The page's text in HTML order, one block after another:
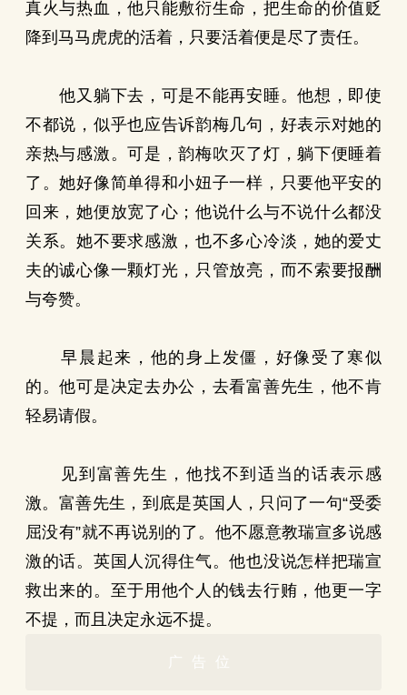
真火与热血，他只能敷衍生命，把生命的价值贬
降到马马虎虎的活着，只要活着便是尽了责任。
他又躺下去，可是不能再安睡。他想，即使
不都说，似乎也应告诉韵梅几句，好表示对她的
亲热与感激。可是，韵梅吹灭了灯，躺下便睡着
了。她好像简单得和小妞子一样，只要他平安的
回来，她便放宽了心；他说什么与不说什么都没
关系。她不要求感激，也不多心冷淡，她的爱丈
夫的诚心像一颗灯光，只管放亮，而不索要报酬
与夸赞。
早晨起来，他的身上发僵，好像受了寒似
的。他可是决定去办公，去看富善先生，他不肯
轻易请假。
见到富善先生，他找不到适当的话表示感
激。富善先生，到底是英国人，只问了一句“受委
屈没有”就不再说别的了。他不愿意教瑞宣多说感
激的话。英国人沉得住气。他也没说怎样把瑞宣
救出来的。至于用他个人的钱去行贿，他更一字
不提，而且决定永远不提。
广告位